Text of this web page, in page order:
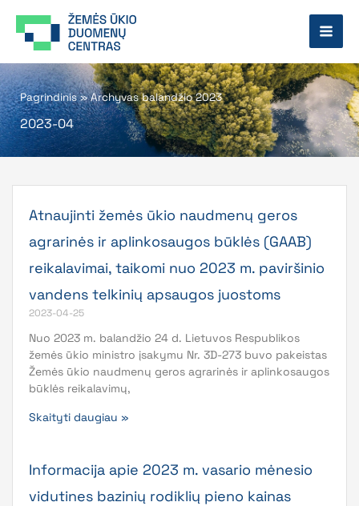
prie
Pagrindinis»Archyvas balandžio 2023
2023-04
Atnaujinti žemės ūkio naudmenų geros
agrarinės ir aplinkosaugos būklės (GAAB)
reikalavimai, taikomi nuo 2023 m. paviršinio
vandens telkinių apsaugos juostoms
2023-04-25
Nuo 2023 m. balandžio 24 d. Lietuvos Respublikos
žemės ūkio ministro įsakymu Nr. 3D-273 buvo pakeistas
Žemės ūkio naudmenų geros agrarinės ir aplinkosaugos
būklės reikalavimų,
Skaityti daugiau »
Informacija apie 2023 m. vasario mėnesio
vidutines bazinių rodiklių pieno kainas
PagePage